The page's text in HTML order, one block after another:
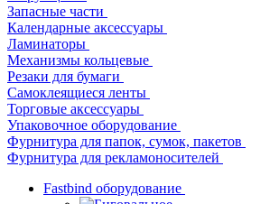
Запасные части
Календарные аксессуары
Ламинаторы
Механизмы кольцевые
Резаки для бумаги
Самоклеящиеся ленты
Торговые аксессуары
Упаковочное оборудование
Фурнитура для папок, сумок, пакетов
Фурнитура для рекламоносителей
Fastbind оборудование